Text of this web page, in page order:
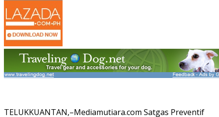
TELUKKUANTAN,–Mediamutiara.com Satgas Preventif